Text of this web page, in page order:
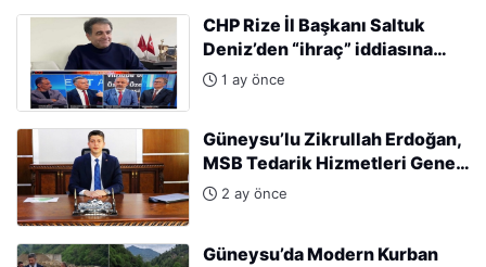
CHP Rize İl Başkanı Saltuk
Deniz’den “ihraç” iddiasına
sert tepki: “Kararları Sinan
1 ay önce
Güneysu’lu Zikrullah Erdoğan,
MSB Tedarik Hizmetleri Genel
Müdürlüğü’ne atandı.
2 ay önce
Güneysu’da Modern Kurban